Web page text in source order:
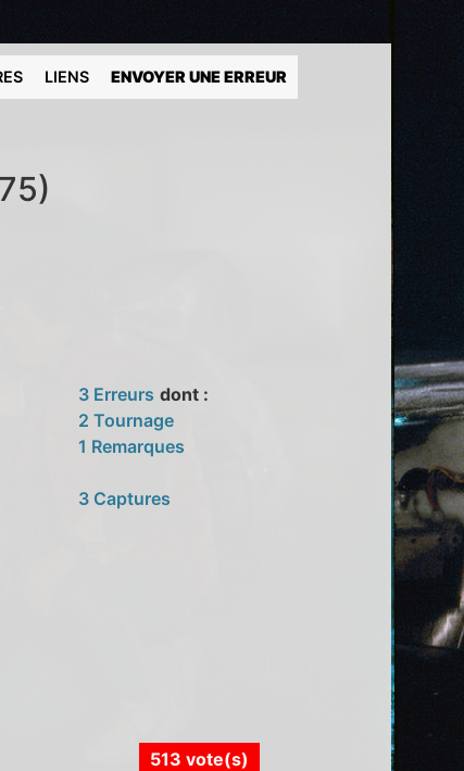
LIENS ENVOYER UNE ERREUR
3 Erreurs dont :
2 Tournage
1 Remarques
3 Captures
513 vote(s)